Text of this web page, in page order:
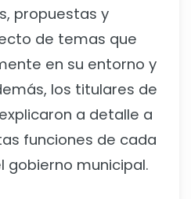
propuestas y
de temas que
en su entorno y
los titulares de
a detalle a
funciones de cada
gobierno municipal.